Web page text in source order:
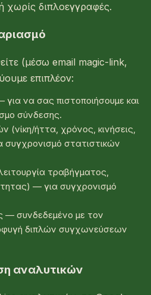
χωρίς διπλοεγγραφές.
(μέσω email magic-link,
επιπλέον:
να σας πιστοποιήσουμε και
σύνδεσης.
(νίκη/ήττα, χρόνος, κινήσεις,
συγχρονισμό στατιστικών
τραβήγματος,
— για συγχρονισμό
— συνδεδεμένο με τον
διπλών συγχωνεύσεων
αναλυτικών